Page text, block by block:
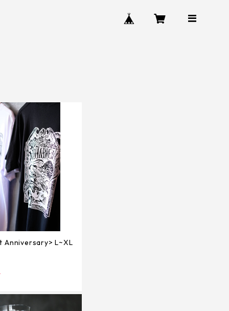
Anniversary> L~XL